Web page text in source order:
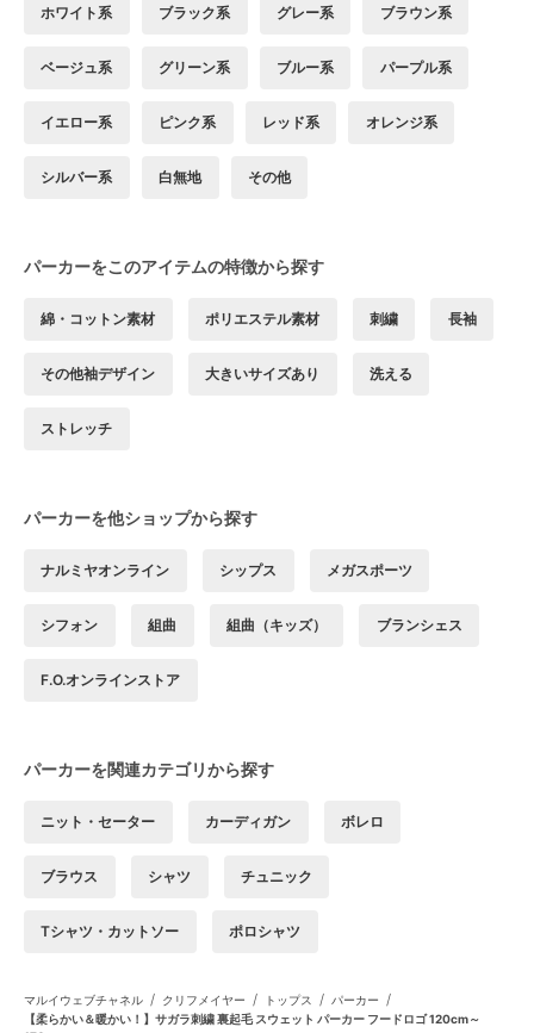
ホワイト系 ブラック系 グレー系 ブラウン系
ベージュ系 グリーン系 ブルー系 パープル系
イエロー系 ピンク系 レッド系 オレンジ系
シルバー系 白無地 その他
パーカーをこのアイテムの特徴から探す
綿・コットン素材 ポリエステル素材 刺繍 長袖
その他袖デザイン 大きいサイズあり 洗える
ストレッチ
パーカーを他ショップから探す
ナルミヤオンライン シップス メガスポーツ
シフォン 組曲 組曲（キッズ） ブランシェス
F.O.オンラインストア
パーカーを関連カテゴリから探す
ニット・セーター カーディガン ボレロ
ブラウス シャツ チュニック
Tシャツ・カットソー ポロシャツ
マルイウェブチャネル / クリフメイヤー / トップス / パーカー /
【柔らかい＆暖かい！】サガラ刺繍 裏起毛 スウェット パーカー フードロゴ 120cm～